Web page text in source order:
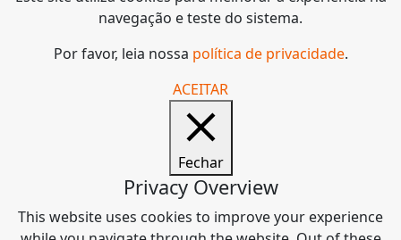
navegação e teste do sistema.
Por favor, leia nossa política de privacidade.
ACEITAR
Fechar
Privacy Overview
This website uses cookies to improve your experience